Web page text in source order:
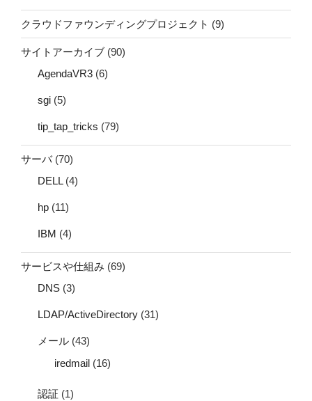
クラウドファウンディングプロジェクト (9)
サイトアーカイブ (90)
AgendaVR3 (6)
sgi (5)
tip_tap_tricks (79)
サーバ(70)
DELL(4)
hp (11)
IBM (4)
サービスや仕組み (69)
DNS (3)
LDAP/ActiveDirectory (31)
メール (43)
iredmail (16)
認証 (1)